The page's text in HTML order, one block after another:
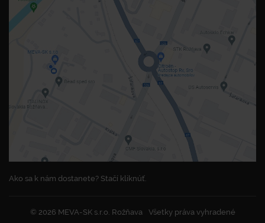
Ako sa k nám dostanete? Stačí kliknúť.
© 2026 MEVA-SK s.r.o. Rožňava
Všetky práva vyhradené